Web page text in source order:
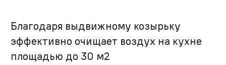
Благодаря выдвижному козырьку
эффективно очищает воздух на кухне
площадью до 30 м2